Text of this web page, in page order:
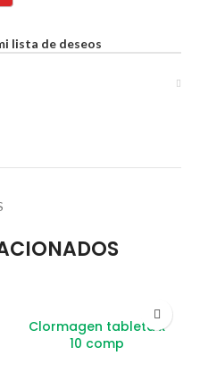
lista de deseos
Clormagen tableta x
10 comp